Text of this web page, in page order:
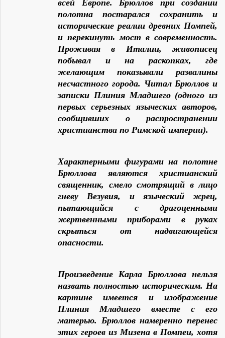
всей Европе. Брюллов при создании
полотна постарался сохранить и
исторические реалии древних Помпей,
и перекинуть мост в современность.
Проживая в Италии, живописец
побывал и на раскопках, где
желающим показывали развалины
несчастного города. Читал Брюллов и
записки Плиния Младшего (одного из
первых серьезных языческих авторов,
сообщивших о распространении
христианства по Римской империи).
Характерными фигурами на полотне
Брюллова являются христианский
священник, смело смотрящий в лицо
гневу Везувия, и языческий жрец,
пытающийся с драгоценными
жертвенными приборами в руках
скрыться от надвигающейся
опасности.
Произведение Карла Брюллова нельзя
назвать полностью историческим. На
картине имеется и изображение
Плиния Младшего вместе с его
матерью. Брюллов намеренно перенес
этих героев из Мизена в Помпеи, хотя